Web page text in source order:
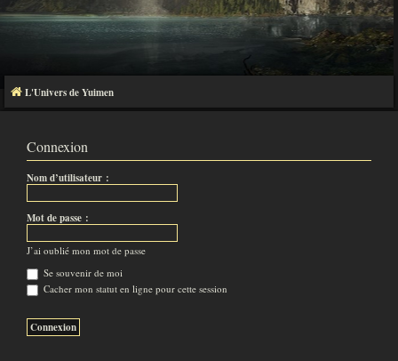
L'Univers de Yuimen
Connexion
Nom d’utilisateur :
Mot de passe :
J’ai oublié mon mot de passe
Se souvenir de moi
Cacher mon statut en ligne pour cette session